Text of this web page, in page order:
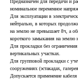
Предназначен для передачи и
номинальное переменное
Для эксплуатации в
нейтралью, в которых
на землю не превышает 8ч, а
короткого замыкания на землю
Для прокладки без
вертикальных участках.
Для групповой прокладки с
сооружениях (эстакадах,
Допускается применение